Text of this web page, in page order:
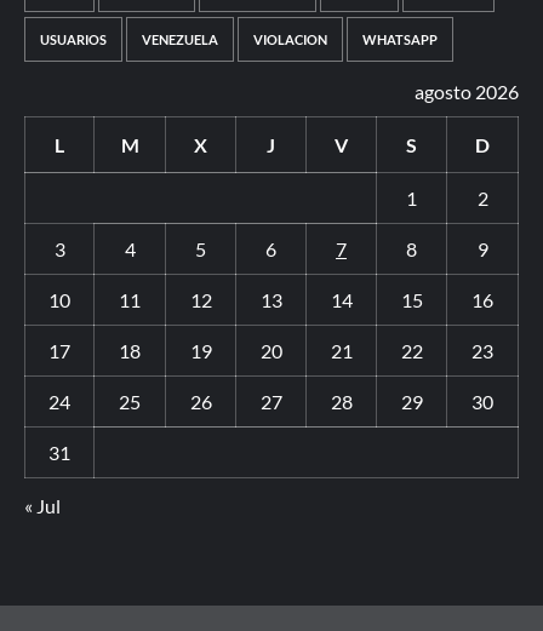
USUARIOS VENEZUELA VIOLACION WHATSAPP
agosto 2026
L M X J V S D
1 2
3 4 5 6 7 8 9
10 11 12 13 14 15 16
17 18 19 20 21 22 23
24 25 26 27 28 29 30
31
« Jul